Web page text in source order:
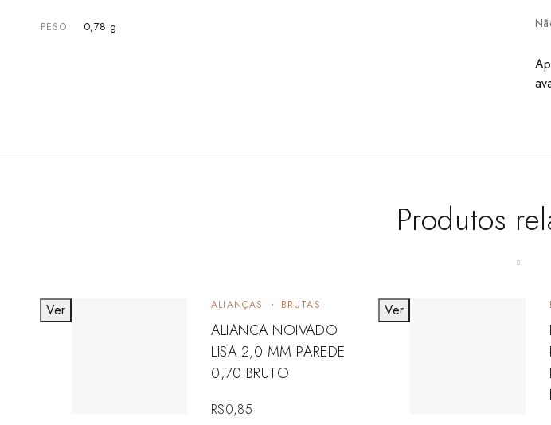
PESO 0,78 g
Produtos
ALIANÇAS BRUTAS
ALIANCA NOIVADO
LISA 2,0 MM PAREDE
0,70 BRUTO
R$0,85
Ver Ver